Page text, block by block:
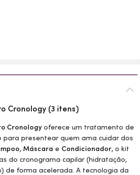
Cronology (3 itens)
Cronology oferece um tratamento de
para presentear quem ama cuidar dos
, Máscara e Condicionador, o kit
do cronograma capilar (hidratação,
de forma acelerada. A tecnologia da